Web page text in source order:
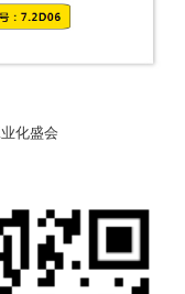
化盛会